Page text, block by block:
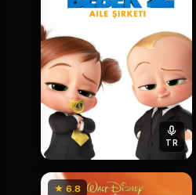
TR
★ 6.8